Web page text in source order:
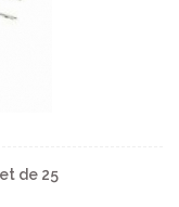
de 25